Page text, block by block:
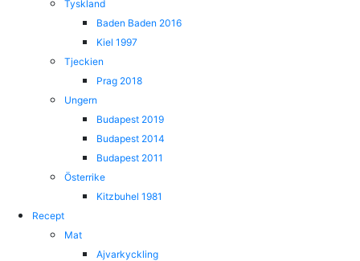
Tyskland
Baden Baden 2016
Kiel 1997
Tjeckien
Prag 2018
Ungern
Budapest 2019
Budapest 2014
Budapest 2011
Österrike
Kitzbuhel 1981
Recept
Mat
Ajvarkyckling